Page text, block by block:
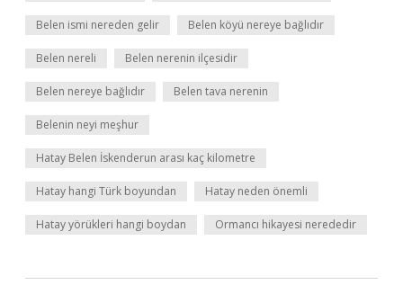
Belen ismi nereden gelir Belen köyü nereye bağlıdır
Belen nereli Belen nerenin ilçesidir
Belen nereye bağlıdır Belen tava nerenin
Belenin neyi meşhur
Hatay Belen İskenderun arası kaç kilometre
Hatay hangi Türk boyundan Hatay neden önemli
Hatay yörükleri hangi boydan Ormancı hikayesi nerededir